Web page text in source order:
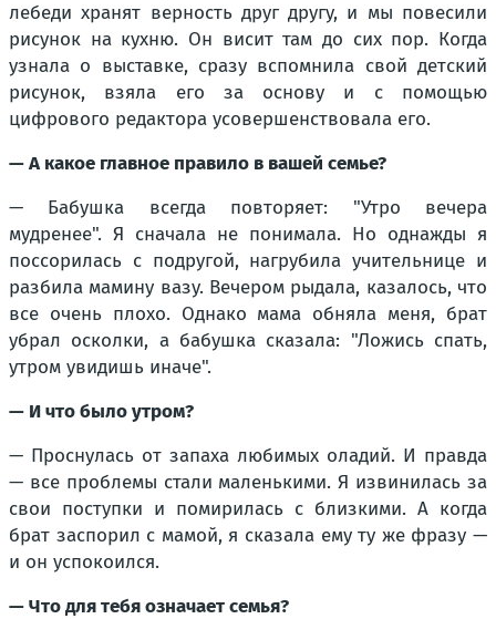
лебеди хранят верность друг другу, и мы повесили
рисунок на кухню. Он висит там до сих пор. Когда
узнала о выставке, сразу вспомнила свой детский
рисунок, взяла его за основу и с помощью
цифрового редактора усовершенствовала его.
— А какое главное правило в вашей семье?
— Бабушка всегда повторяет: "Утро вечера
мудренее". Я сначала не понимала. Но однажды я
поссорилась с подругой, нагрубила учительнице и
разбила мамину вазу. Вечером рыдала, казалось, что
все очень плохо. Однако мама обняла меня, брат
убрал осколки, а бабушка сказала: "Ложись спать,
утром увидишь иначе".
— И что было утром?
— Проснулась от запаха любимых оладий. И правда
— все проблемы стали маленькими. Я извинилась за
свои поступки и помирилась с близкими. А когда
брат заспорил с мамой, я сказала ему ту же фразу —
и он успокоился.
— Что для тебя означает семья?